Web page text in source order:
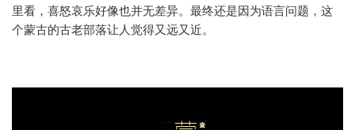
里看，喜怒哀乐好像也并无差异。最终还是因为语言问题，这
个蒙古的古老部落让人觉得又远又近。